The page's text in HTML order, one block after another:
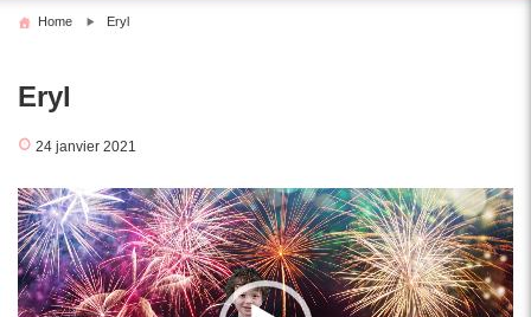
Home Eryl
Eryl
24 janvier 2021
Lecteur
vidéo